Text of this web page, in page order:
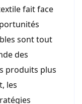
fait face
sont tout
des
produits plus
les